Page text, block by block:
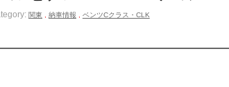
関東 納車情報 ベンツCクラス・CLK